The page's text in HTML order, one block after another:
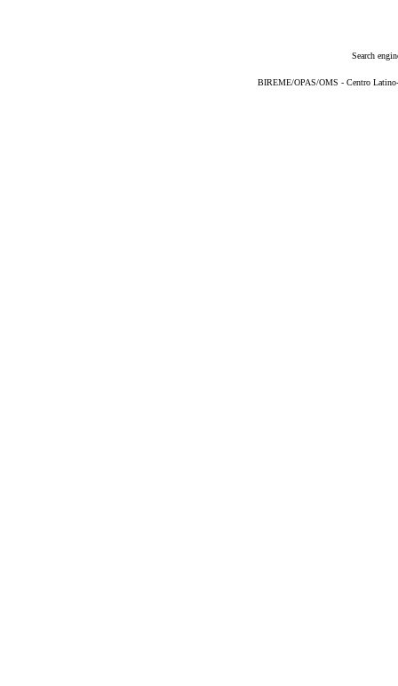
Search
BIREME/OPAS/OMS - Centro Latino-